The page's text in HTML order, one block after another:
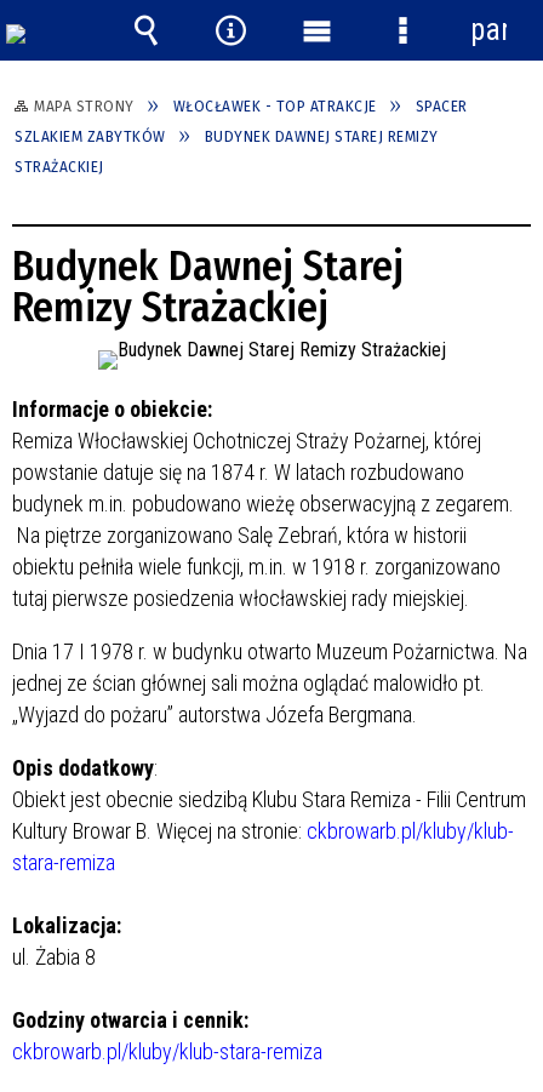
MAPA STRONY WŁOCŁAWEK - TOP ATRAKCJE
SPACER
SZLAKIEM ZABYTKÓW
BUDYNEK DAWNEJ STAREJ REMIZY
STRAŻACKIEJ
Budynek Dawnej Starej
Remizy Strażackiej
Informacje o obiekcie:
Remiza Włocławskiej Ochotniczej Straży Pożarnej, której
powstanie datuje się na 1874 r. W latach rozbudowano
budynek m.in. pobudowano wieżę obserwacyjną z zegarem.
Na piętrze zorganizowano Salę Zebrań, która w historii
obiektu pełniła wiele funkcji, m.in. w 1918 r. zorganizowano
tutaj pierwsze posiedzenia włocławskiej rady miejskiej.
Dnia 17 I 1978 r. w budynku otwarto Muzeum Pożarnictwa. Na
jednej ze ścian głównej sali można oglądać malowidło pt.
„Wyjazd do pożaru” autorstwa Józefa Bergmana.
Opis dodatkowy:
Obiekt jest obecnie siedzibą Klubu Stara Remiza - Filii Centrum
Kultury Browar B. Więcej na stronie: ckbrowarb.pl/kluby/klub-
stara-remiza
Lokalizacja:
ul. Żabia 8
Godziny otwarcia i cennik:
ckbrowarb.pl/kluby/klub-stara-remiza
Wyszukiwarka
Narzędzia
Menu
główne
Menu
szczegółowe
panel